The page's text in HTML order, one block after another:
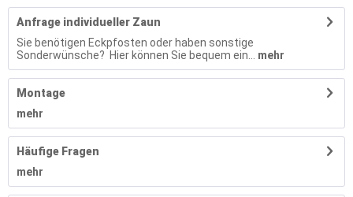
Anfrage individueller Zaun
Sie benötigen Eckpfosten oder haben sonstige
Sonderwünsche? Hier können Sie bequem ein...
mehr
Montage
mehr
Häufige Fragen
mehr